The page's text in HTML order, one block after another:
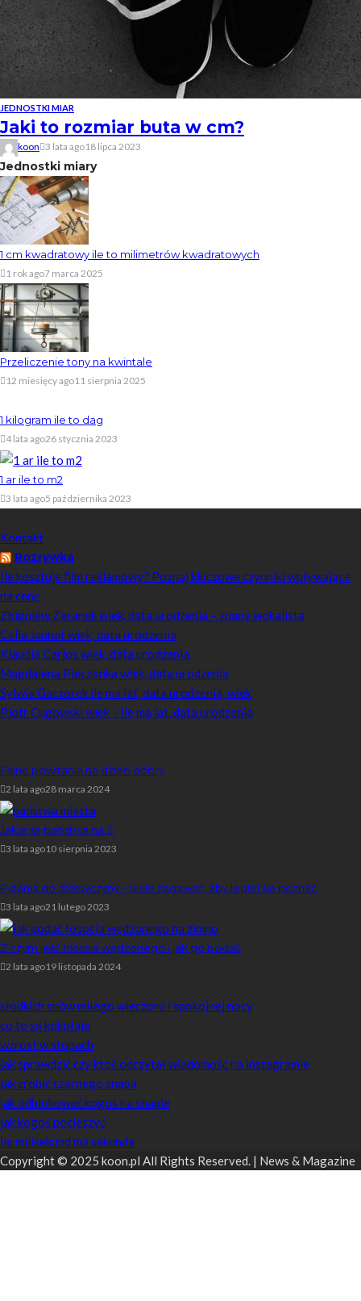
JEDNOSTKI MIAR
Jaki to rozmiar buta w cm?
koon 3 lata ago18 lipca 2023
Jednostki miary
1 cm kwadratowy ile to milimetrów kwadratowych
1 rok ago7 marca 2025
Przeliczenie tony na kwintale
12 miesięcy ago11 sierpnia 2025
1 kilogram ile to dag
4 lata ago26 stycznia 2023
1 ar ile to m2
3 lata ago5 października 2023
Kontakt
Rozrywka
Ile kosztuje film reklamowy? Poznaj kluczowe czynniki wpływające
na cenę
Zbigniew Zaranek wiek, data urodzenia – znany wokalista
Celia Jaunat wiek, data urodzenia
Klaudia Carlos wiek, data urodzenia
Magdalena Pieczonka wiek, data urodzenia
Sylwia Gaczorek ile ma lat, data urodzenia, wiek
Piotr Cugowski wiek – ile ma lat, data urodzenia
Fajne powitania na dzień dobry
2 lata ago28 marca 2024
Jakie są państwa na Z
3 lata ago10 sierpnia 2023
Pytania do dziewczyny – jakie zadawać, aby lepiej się poznać
3 lata ago21 lutego 2023
Z czym jeść łososia wędzonego i jak go podać
2 lata ago19 listopada 2024
słodkich snów miłego wieczoru i spokojnej nocy
co to są kokołaje
wzrost w stopach
jak sprawdzić czy ktoś odczytał wiadomość na instagramie
jak zrobić czarnego snapa
jak odblokować kogoś na snapie
jak kogoś pocieszyć
ile milisekund ma sekunda
Copyright © 2025 koon.pl All Rights Reserved. | News & Magazine